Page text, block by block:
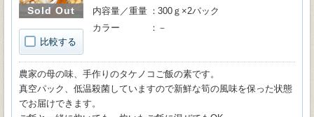
Sold Out
比較する
内容量／重量
300ｇ×2パック
カラー
－
農家の母の味、手作りのタケノコご飯の素です。
真空パック、低温殺菌していますので新鮮な筍の風味を保った状態
でお届けできます。